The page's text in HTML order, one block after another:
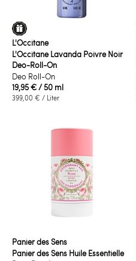
L'Occitane
L'Occitane Lavanda Poivre Noir
Deo-Roll-On
Deo Roll-On
19,95 €/ 50 ml
399,00 € / Liter
Panier des Sens
Panier des Sens Huile Essentielle